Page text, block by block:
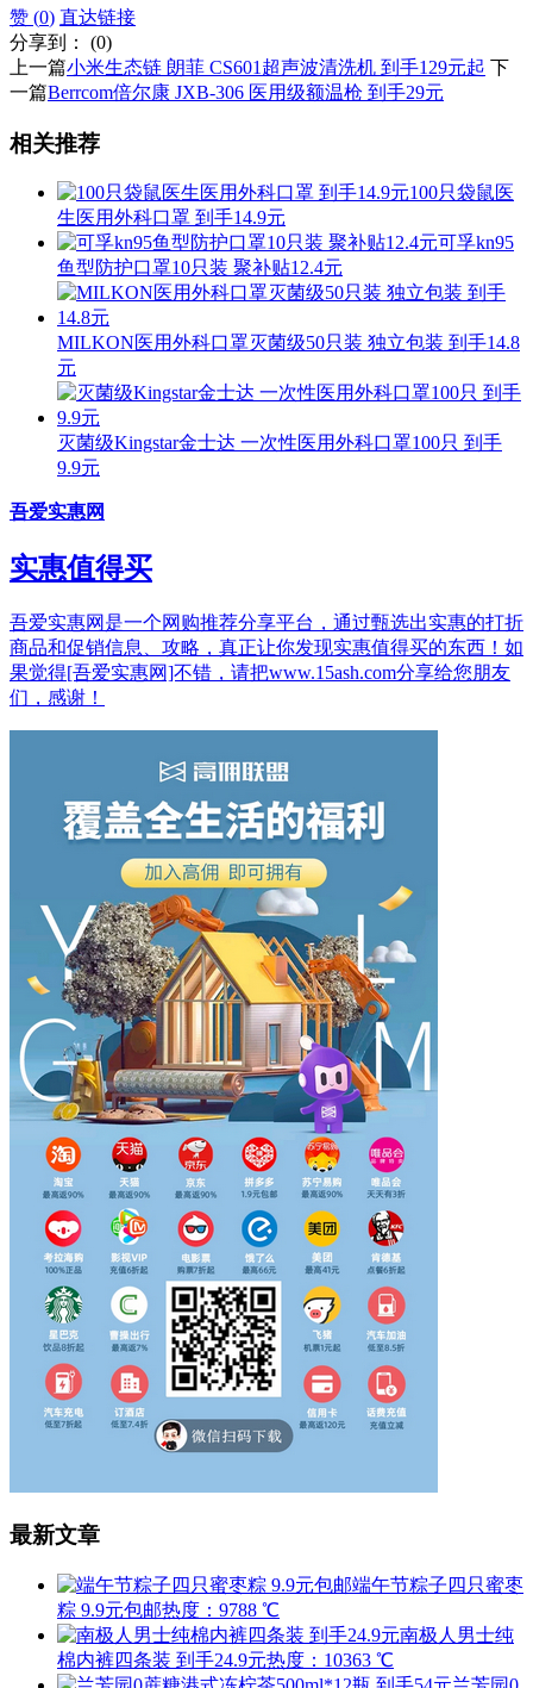
赞 (0) 直达链接
分享到： (0)
上一篇小米生态链 朗菲 CS601超声波清洗机 到手129元起 下
一篇Berrcom倍尔康 JXB-306 医用级额温枪 到手29元
相关推荐
100只袋鼠医
生医用外科口罩 到手14.9元
可孚kn95
鱼型防护口罩10只装 聚补贴12.4元
MILKON医用外科口罩灭菌级50只装 独立包装 到手14.8
元
灭菌级Kingstar金士达 一次性医用外科口罩100只 到手
9.9元
吾爱实惠网
实惠值得买
吾爱实惠网是一个网购推荐分享平台，通过甄选出实惠的打折
商品和促销信息、攻略，真正让你发现实惠值得买的东西！如
果觉得[吾爱实惠网]不错，请把www.15ash.com分享给您朋友
们，感谢！
最新文章
端午节粽子四只蜜枣
粽 9.9元包邮热度：9788 ℃
南极人男士纯
棉内裤四条装 到手24.9元热度：10363 ℃